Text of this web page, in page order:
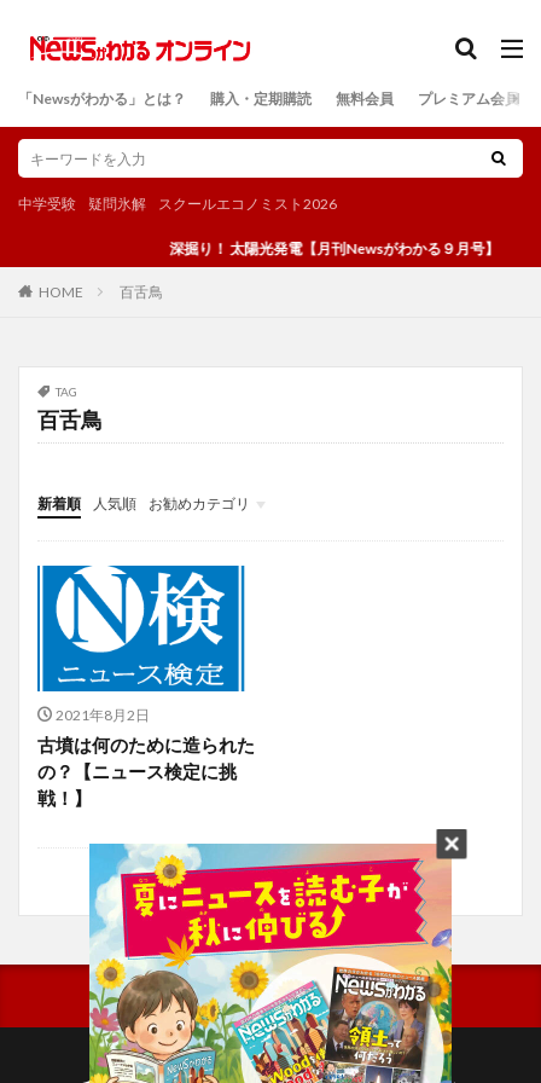
「Newsがわかる」とは？ 購入・定期購読 無料会員 プレミアム会員
中学受験 疑問氷解 スクールエコノミスト2026
深掘り！ 太陽光発電【月刊Newsがわかる９月号】
HOME 百舌鳥
TAG
百舌鳥
新着順 人気順
お勧めカテゴリ
投稿
学び
マンガ
電子書籍
2021年8月2日
古墳は何のために造られた
の？【ニュース検定に挑
戦！】
検索